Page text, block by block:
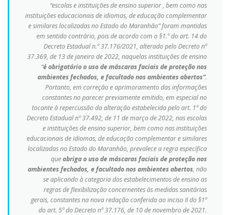
“escolas e instituições de ensino superior , bem como nas
instituições educacionais de idiomas, de educação complementar
e similares localizadas no Estado do Maranhão” foram mantidas
em sentido contrário, pois de acordo com o §1.º do art. 14 do
Decreto Estadual n.º 37.176/2021, alterado pelo Decreto nº
37.369, de 13 de janeiro de 2022, naquelas instituições de ensino
“é obrigatório o uso de máscaras faciais de proteção nos
ambientes fechados, e facultado nos ambientes abertos”.
Portanto, em correção e aprimoramento das informações
constantes no parecer previamente emitido, em especial no
tocante à repercussão da alteração estabelecida pelo art. 1º do
Decreto Estadual nº 37.492, de 11 de março de 2022, nas escolas
e instituições de ensino superior, bem como nas instituições
educacionais de idiomas, de educação complementar e similares
localizadas no Estado do Maranhão, prevalece a regra específica
queobriga o uso de máscaras faciais de proteção nos
ambientes fechados, e facultado nos ambientes abertos, não
se aplicando à categoria dos estabelecimentos de ensino as
regras de flexibilização concernentes às medidas sanitárias
gerais, constantes na nova redação conferida ao inciso II do §1º
do art. 5º do Decreto nº 37.176, de 10 de novembro de 2021.